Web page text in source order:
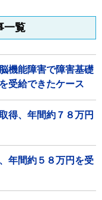
一覧
機能障害で障害基礎
受給できたケース
得、年間約７８万円
年間約５８万円を受